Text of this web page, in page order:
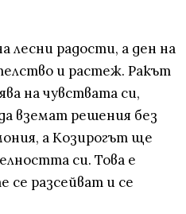
лесни радости, а ден на
и растеж. Ракът
на чувствата си,
вземат решения без
а Козирогът ще
си. Това е
се разсейват и се